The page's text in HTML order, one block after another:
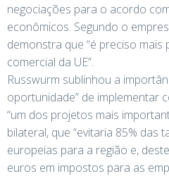
negociações para o acordo
econômicos. Segundo o
demonstra que “é preciso mais
comercial da UE”.
Russwurm sublinhou a
oportunidade” de implementar
“um dos projetos mais
bilateral, que “evitaria 85% das
europeias para a região e,
euros em impostos para as